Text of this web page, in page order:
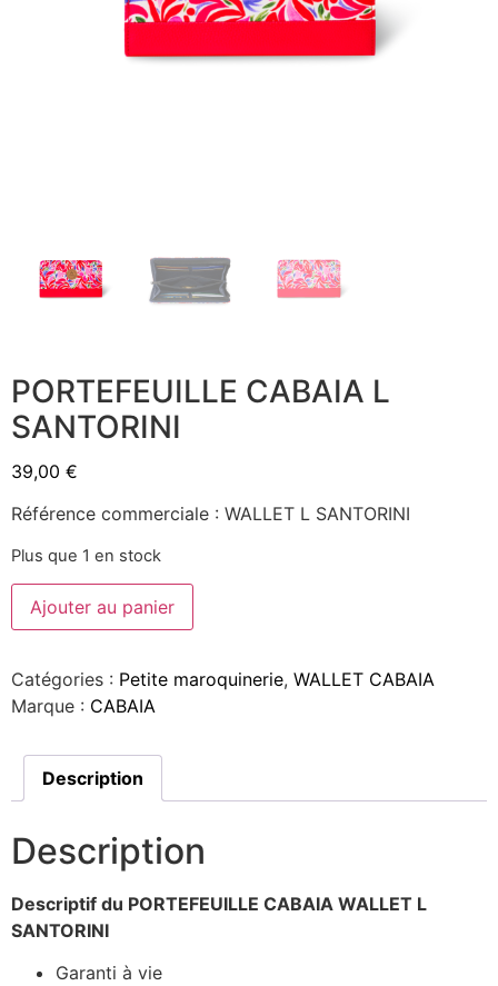
PORTEFEUILLE CABAIA L
SANTORINI
39,00 €
Référence commerciale : WALLET L SANTORINI
Plus que 1 en stock
Ajouter au panier
Catégories : Petite maroquinerie, WALLET CABAIA
Marque : CABAIA
Description
Description
Descriptif du PORTEFEUILLE CABAIA WALLET L
SANTORINI
Garanti à vie